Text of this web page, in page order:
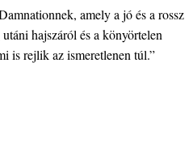
amely a jó és a rossz
hajszáról és a könyörtelen
is rejlik az ismeretlenen túl.”